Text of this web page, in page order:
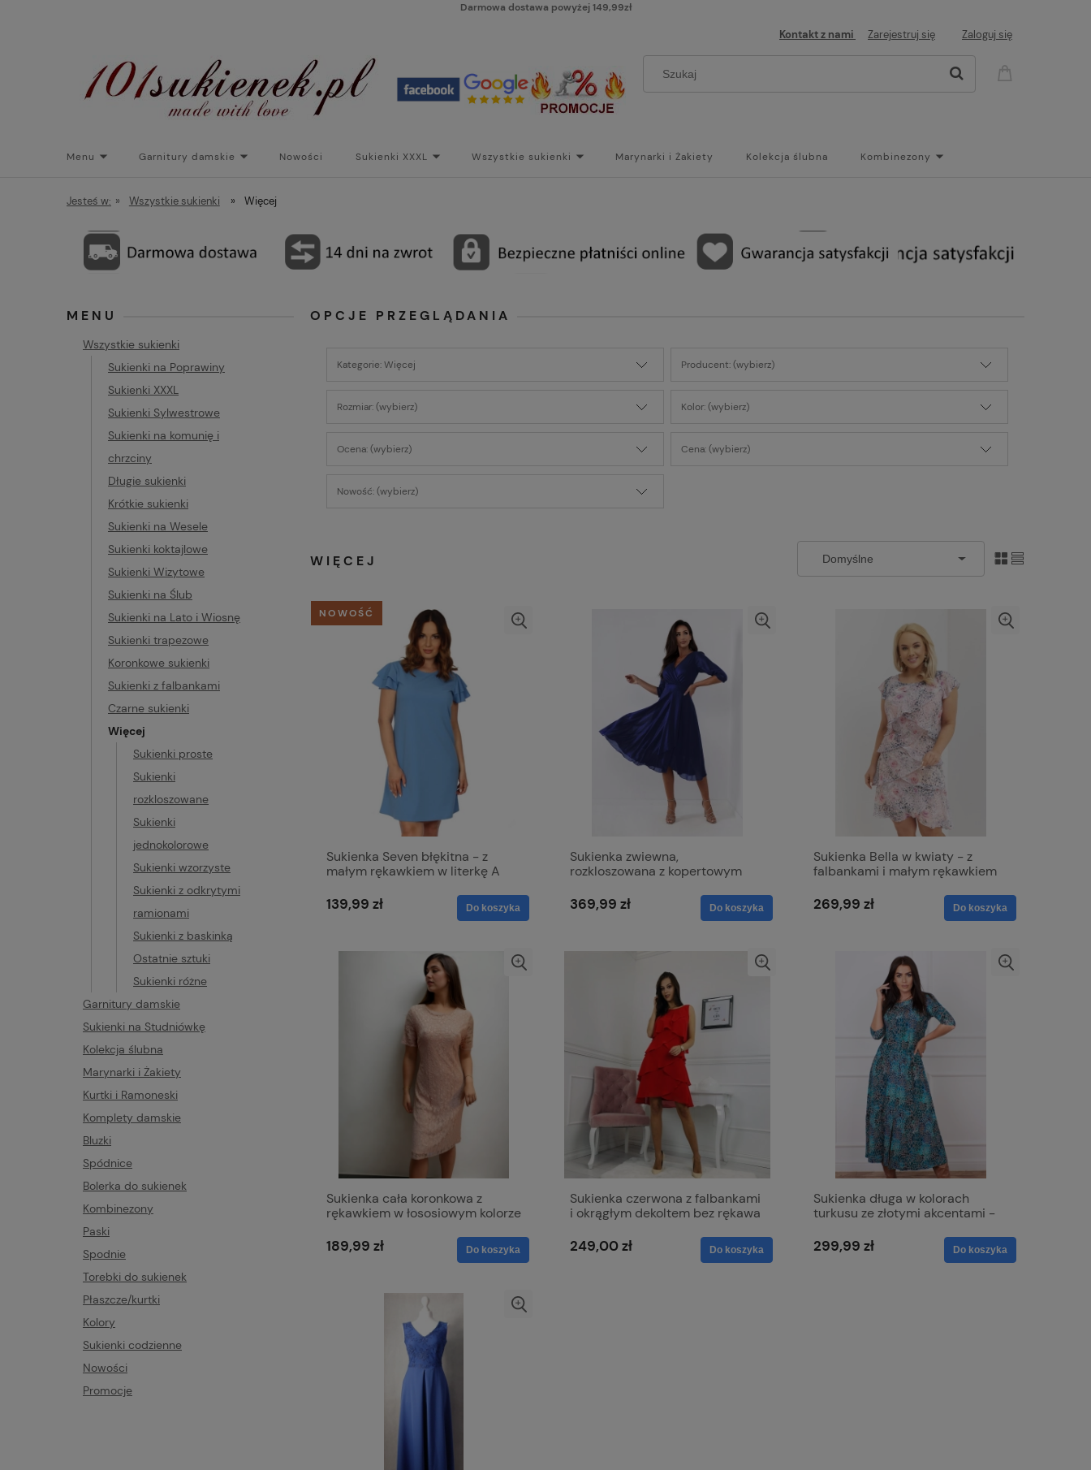
Darmowa dostawa powyżej 149,99zł
Kontakt z nami Zarejestruj się Zaloguj się
Menu Garnitury damskie Nowości Sukienki XXXL Wszystkie sukienki Marynarki i Żakiety Kolekcja ślubna Kombinezony
Torebki do sukienek Promocje
Jesteś w: » Wszystkie sukienki » Więcej
MENU
Wszystkie sukienki
Sukienki na Poprawiny
Sukienki XXXL
Sukienki Sylwestrowe
Sukienki na komunię i
chrzciny
Długie sukienki
Krótkie sukienki
Sukienki na Wesele
Sukienki koktajlowe
Sukienki Wizytowe
Sukienki na Ślub
Sukienki na Lato i Wiosnę
Sukienki trapezowe
Koronkowe sukienki
Sukienki z falbankami
Czarne sukienki
Więcej
Sukienki proste
Sukienki
rozkloszowane
Sukienki
jednokolorowe
Sukienki wzorzyste
Sukienki z odkrytymi
ramionami
Sukienki z baskinką
Ostatnie sztuki
Sukienki różne
Garnitury damskie
Sukienki na Studniówkę
Kolekcja ślubna
Marynarki i Żakiety
Kurtki i Ramoneski
Komplety damskie
Bluzki
Spódnice
Bolerka do sukienek
Kombinezony
Paski
Spodnie
Torebki do sukienek
Płaszcze/kurtki
Kolory
Sukienki codzienne
Nowości
Promocje
OPCJE PRZEGLĄDANIA
Kategorie: Więcej Producent: (wybierz)
Rozmiar: (wybierz) Kolor: (wybierz)
Ocena: (wybierz) Cena: (wybierz)
Nowość: (wybierz)
WIĘCEJ
Sukienka Seven błękitna - z
małym rękawkiem w literkę A
139,99 zł Do koszyka
NOWOŚĆ
Sukienka zwiewna,
rozkloszowana z kopertowym
zieleń granatowa
369,99 zł Do koszyka
Sukienka Bella w kwiaty - z
falbankami i małym rękawkiem
269,99 zł Do koszyka
Sukienka cała koronkowa z
rękawkiem w łososiowym kolorze
189,99 zł Do koszyka
Sukienka czerwona z falbankami
i okrągłym dekoltem bez rękawa
249,00 zł Do koszyka
Sukienka długa w kolorach
turkusu ze złotymi akcentami -
299,99 zł Do koszyka